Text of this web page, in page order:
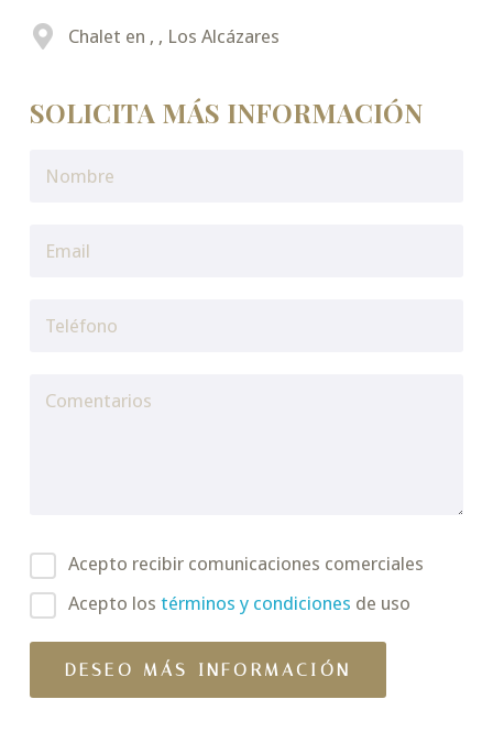
Chalet en , , Los Alcázares
SOLICITA MÁS INFORMACIÓN
Acepto recibir comunicaciones comerciales
Acepto los términos y condiciones de uso